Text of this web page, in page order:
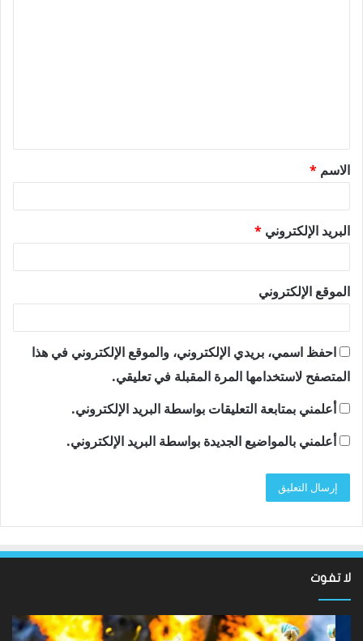
ق
*
الاسم *
البريد الإلكتروني *
الموقع الإلكتروني
احفظ اسمي، بريدي الإلكتروني، والموقع الإلكتروني في هذا
المتصفح لاستخدامها المرة المقبلة في تعليقي.
أعلمني بمتابعة التعليقات بواسطة البريد الإلكتروني.
أعلمني بالمواضيع الجديدة بواسطة البريد الإلكتروني.
لا تفوت
لقد